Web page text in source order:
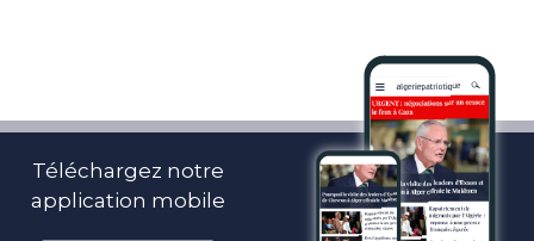
Téléchargez notre
application mobile